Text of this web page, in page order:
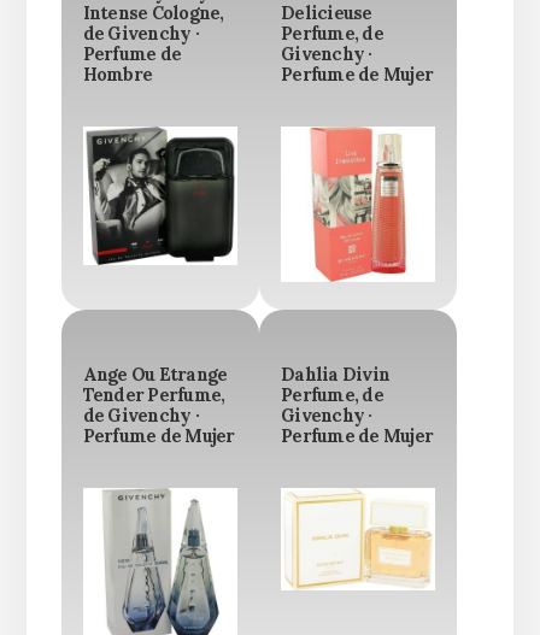
Intense Cologne,
de Givenchy ·
Perfume de
Hombre
Delicieuse
Perfume, de
Givenchy ·
Perfume de Mujer
Ange Ou Etrange
Tender Perfume,
de Givenchy ·
Perfume de Mujer
Dahlia Divin
Perfume, de
Givenchy ·
Perfume de Mujer